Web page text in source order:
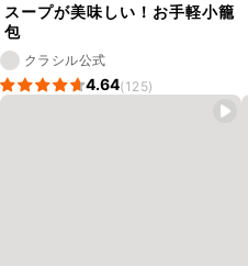
スープが美味しい！お手軽小籠
包
クラシル公式
4.64(125)